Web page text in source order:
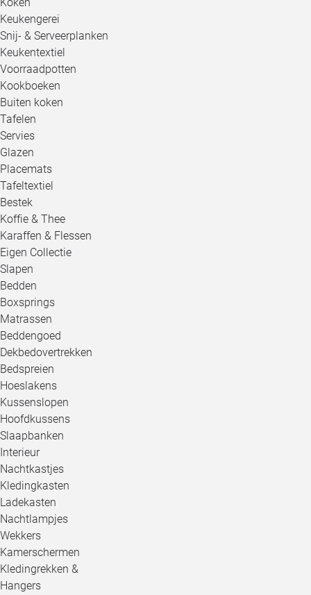
Keukengerei
Snij- & Serveerplanken
Keukentextiel
Voorraadpotten
Kookboeken
Buiten koken
Tafelen
Servies
Glazen
Placemats
Tafeltextiel
Bestek
Koffie & Thee
Karaffen & Flessen
Eigen Collectie
Slapen
Bedden
Boxsprings
Matrassen
Beddengoed
Dekbedovertrekken
Bedspreien
Hoeslakens
Kussenslopen
Hoofdkussens
Slaapbanken
Interieur
Nachtkastjes
Kledingkasten
Ladekasten
Nachtlampjes
Wekkers
Kamerschermen
Kledingrekken &
Hangers